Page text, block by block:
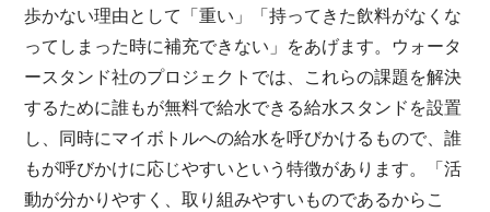
歩かない理由として「重い」「持ってきた飲料がなくな
ってしまった時に補充できない」をあげます。ウォータ
ースタンド社のプロジェクトでは、これらの課題を解決
するために誰もが無料で給水できる給水スタンドを設置
し、同時にマイボトルへの給水を呼びかけるもので、誰
もが呼びかけに応じやすいという特徴があります。「活
動が分かりやすく、取り組みやすいものであるからこ